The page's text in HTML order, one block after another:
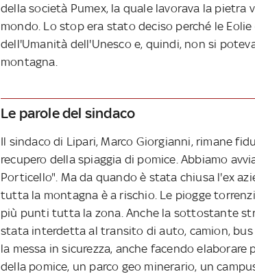
della società Pumex, la quale lavorava la
mondo. Lo stop era stato deciso perché le
dell'Umanità dell'Unesco e, quindi, non si
montagna.
Le parole del sindaco
Il sindaco di Lipari, Marco Giorgianni, rimane
recupero della spiaggia di pomice. Abbiamo
Porticello". Ma da quando è stata chiusa l'ex
tutta la montagna è a rischio. Le piogge
più punti tutta la zona. Anche la sottostante
stata interdetta al transito di auto, camion,
la messa in sicurezza, anche facendo
della pomice, un parco geo minerario, un